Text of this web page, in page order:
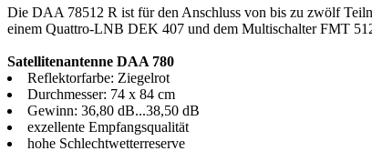
Die DAA 78512 R ist für den Anschluss von bis zu zwölf
einem Quattro-LNB DEK 407 und dem Multischalter FMT
Satellitenantenne DAA 780
Reflektorfarbe: Ziegelrot
Durchmesser: 74 x 84 cm
Gewinn: 36,80 dB...38,50 dB
exzellente Empfangsqualität
hohe Schlechtwetterreserve